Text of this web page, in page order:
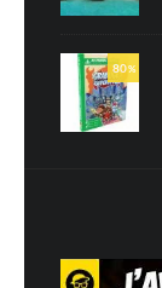
traitées
80%